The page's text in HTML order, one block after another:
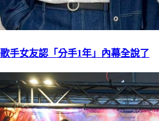
手女友認「分手1年」內幕全說了